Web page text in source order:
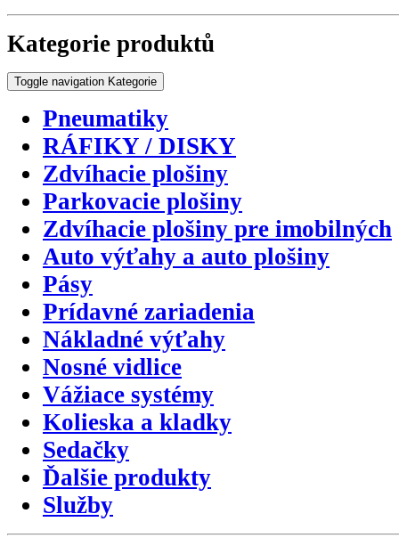
Kategorie produktů
Toggle navigation Kategorie
Pneumatiky
RÁFIKY / DISKY
Zdvíhacie plošiny
Parkovacie plošiny
Zdvíhacie plošiny pre imobilných
Auto výťahy a auto plošiny
Pásy
Prídavné zariadenia
Nákladné výťahy
Nosné vidlice
Vážiace systémy
Kolieska a kladky
Sedačky
Ďalšie produkty
Služby